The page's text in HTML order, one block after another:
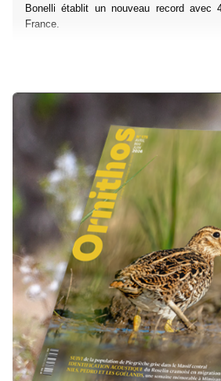
Bonelli établit un nouveau record avec
France.